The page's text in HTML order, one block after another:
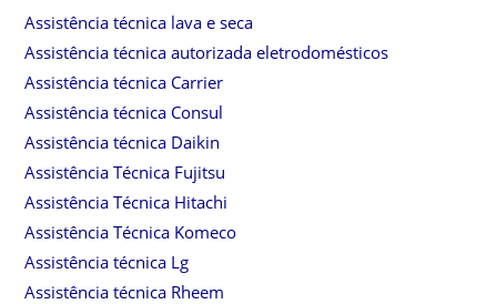
Assistência técnica lava e seca
Assistência técnica autorizada eletrodomésticos
Assistência técnica Carrier
Assistência técnica Consul
Assistência técnica Daikin
Assistência Técnica Fujitsu
Assistência Técnica Hitachi
Assistência Técnica Komeco
Assistência técnica Lg
Assistência técnica Rheem